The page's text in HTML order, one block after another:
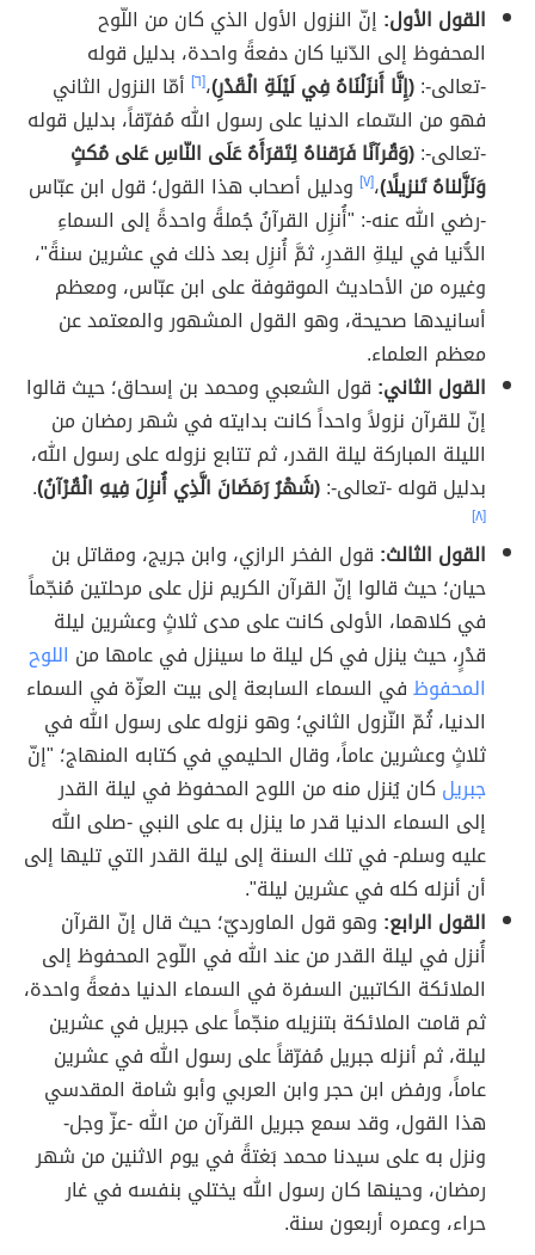
القول الأول: إنّ النزول الأول الذي كان من اللّوح
المحفوظ إلى الدّنيا كان دفعةً واحدة، بدليل قوله
-تعالى-:(إِنَّا أَنزَلْنَاهُ فِي لَيْلَةِ الْقَدْرِ)،[٦] أمّا النزول الثاني
فهو من السّماء الدنيا على رسول الله مُفرّقاً، بدليل قوله
-تعالى-:(وَقُرآنًا فَرَقناهُ لِتَقرَأَهُ عَلَى النّاسِ عَلى مُكثٍ
وَنَزَّلناهُ تَنزيلًا)،[٧] ودليل أصحاب هذا القول؛ قول ابن عبّاس
-رضي الله عنه-: "أُنزِل القرآنُ جُملةً واحدةً إلى السماءِ
الدُّنيا في ليلةِ القدرِ، ثمَّ أُنزِل بعد ذلك في عشرين سنةً"،
وغيره من الأحاديث الموقوفة على ابن عبّاس، ومعظم
أسانيدها صحيحة، وهو القول المشهور والمعتمد عن
معظم العلماء.
القول الثاني: قول الشعبي ومحمد بن إسحاق؛ حيث قالوا
إنّ للقرآن نزولاً واحداً كانت بدايته في شهر رمضان من
الليلة المباركة ليلة القدر، ثم تتابع نزوله على رسول الله،
بدليل قوله -تعالى-:(شَهْرُ رَمَضَانَ الَّذِي أُنزِلَ فِيهِ الْقُرْآنُ).
[٨]
القول الثالث: قول الفخر الرازي، وابن جريج، ومقاتل بن
حيان؛ حيث قالوا إنّ القرآن الكريم نزل على مرحلتين مُنجّماً
في كلاهما، الأولى كانت على مدى ثلاثٍ وعشرين ليلة
قدْرٍ، حيث ينزل في كل ليلة ما سينزل في عامها من اللوح
المحفوظفي السماء السابعة إلى بيت العزّة في السماء
الدنيا، ثُمّ النّزول الثاني؛ وهو نزوله على رسول الله في
ثلاثٍ وعشرين عاماً، وقال الحليمي في كتابه المنهاج؛ "إنّ
جبريل كان يُنزل منه من اللوح المحفوظ في ليلة القدر
إلى السماء الدنيا قدر ما ينزل به على النبي -صلى الله
عليه وسلم- في تلك السنة إلى ليلة القدر التي تليها إلى
أن أنزله كله في عشرين ليلة".
القول الرابع: وهو قول الماورديّ؛ حيث قال إنّ القرآن
أُنزل في ليلة القدر من عند الله في اللّوح المحفوظ إلى
الملائكة الكاتبين السفرة في السماء الدنيا دفعةً واحدة،
ثم قامت الملائكة بتنزيله منجّماً على جبريل في عشرين
ليلة، ثم أنزله جبريل مُفرّقاً على رسول الله في عشرين
عاماً، ورفض ابن حجر وابن العربي وأبو شامة المقدسي
هذا القول، وقد سمع جبريل القرآن من الله -عزّ وجل-
ونزل به على سيدنا محمد بَغتةً في يوم الاثنين من شهر
رمضان، وحينها كان رسول الله يختلي بنفسه في غار
حراء، وعمره أربعون سنة.